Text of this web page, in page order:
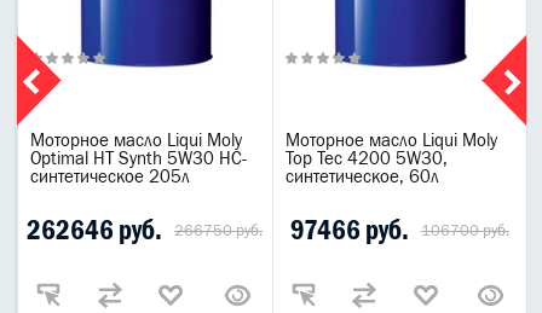
Моторное масло Liqui Moly
Optimal HT Synth 5W30 НС-
синтетическое 205л
262646 руб. 266750 руб.
Моторное масло Liqui Moly
Top Tec 4200 5W30,
синтетическое, 60л
97466 руб. 106700 руб.